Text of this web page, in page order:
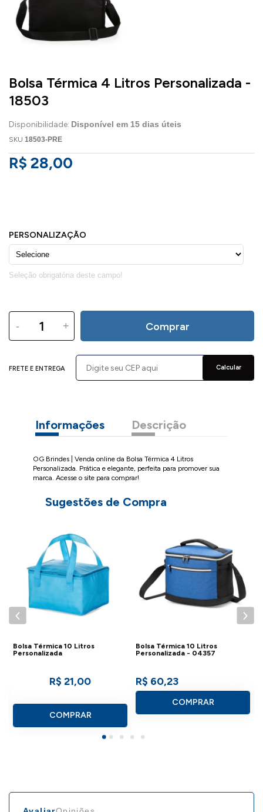
Bolsa Térmica 4 Litros Personalizada -
18503
Disponibilidade: Disponível em 15 dias úteis
SKU 18503-PRE
R$ 28,00
- + Comprar
FRETE E ENTREGA Calcular
Informações Descrição
OG Brindes | Venda online da Bolsa Térmica 4 Litros
Personalizada. Prática e elegante, perfeita para promover sua
marca. Acesse o site para comprar!
Sugestões de Compra
Bolsa Térmica 10 Litros
Personalizada
R$ 21,00
COMPRAR
Bolsa Térmica 10 Litros
Personalizada - 04357
R$ 60,23
COMPRAR